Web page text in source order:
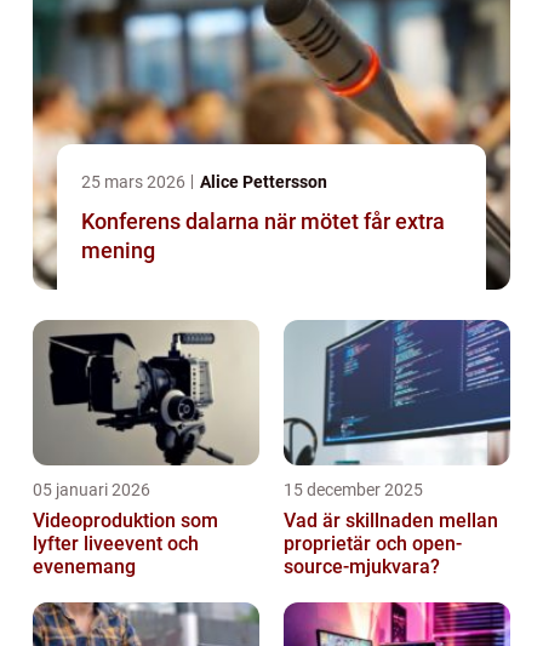
25 mars 2026 Alice Pettersson
Konferens dalarna när mötet får extra
mening
05 januari 2026
Videoproduktion som
lyfter liveevent och
evenemang
15 december 2025
Vad är skillnaden mellan
proprietär och open-
source-mjukvara?